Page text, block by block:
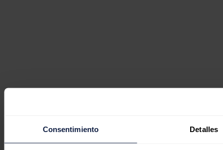
Consentimiento Detalles